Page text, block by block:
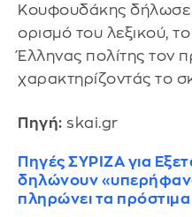
Κουφουδάκης
ορισμό του λεξικού,
Έλληνας πολίτης τον
χαρακτηρίζοντάς το
Πηγή: skai.gr
Πηγές ΣΥΡΙΖΑ για
δηλώνουν
πληρώνει τα πρόστιμα